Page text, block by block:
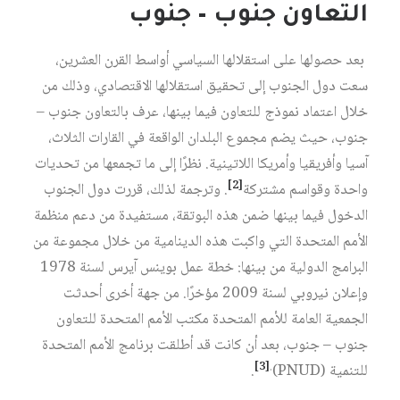
التعاون جنوب – جنوب
بعد حصولها على استقلالها السياسي أواسط القرن العشرين،
سعت دول الجنوب إلى تحقيق استقلالها الاقتصادي، وذلك من
خلال اعتماد نموذج للتعاون فيما بينها، عرف بالتعاون جنوب –
جنوب، حيث يضم مجموع البلدان الواقعة في القارات الثلاث،
آسيا وأفريقيا وأمريكا اللاتينية. نظرًا إلى ما تجمعها من تحديات
واحدة وقواسم مشتركة[2] . وترجمة لذلك، قررت دول الجنوب
الدخول فيما بينها ضمن هذه البوتقة، مستفيدة من دعم منظمة
الأمم المتحدة التي واكبت هذه الدينامية من خلال مجموعة من
البرامج الدولية من بينها: خطة عمل بوينس آيرس لسنة 1978
وإعلان نيروبي لسنة 2009 مؤخرًا. من جهة أخرى أحدثت
الجمعية العامة للأمم المتحدة مكتب الأمم المتحدة للتعاون
جنوب – جنوب، بعد أن كانت قد أطلقت برنامج الأمم المتحدة
للتنمية (PNUD)
.
[3]
.